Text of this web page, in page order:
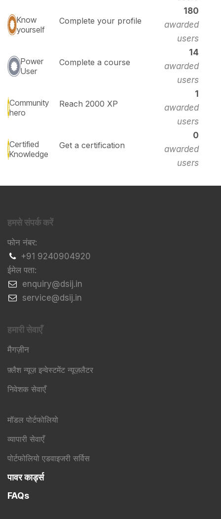
Know
yourself
Complete your profile
180
awarded
users
Power
User
Complete a course
14
awarded
users
Community
hero
Reach 2000 XP
1
awarded
users
Certified
Knowledge
Get a certification
0
awarded
users
हमसे संपर्क करें
फोन नंबर:
+91 9240904920
ईमेल पता:
​enquiry@dsij.in
​service@dsij.in
हमारी सेवाएँ
मैगज़ीन
फ़्लैश न्यूज़ इन्वेस्टमेंट न्यूज़लैटर
निवेशक सेवाएँ
मॉडल पोर्टफोलियो
व्यापारी सेवाएँ
पोर्टफोलियो एडवाइजरी सर्विस
पावर कार्ड्स
FAQs